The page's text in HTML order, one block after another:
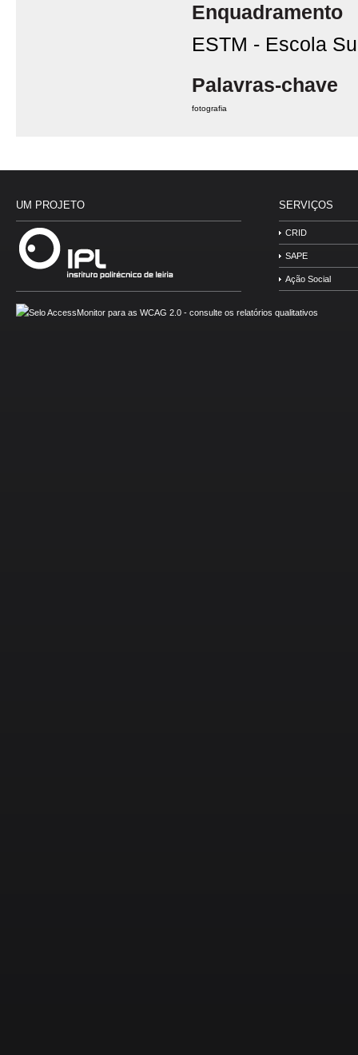
Enquadramento
ESTM - Escola
Palavras-chave
fotografia
UM PROJETO SERVIÇOS
CRID
SAPE
Ação Social